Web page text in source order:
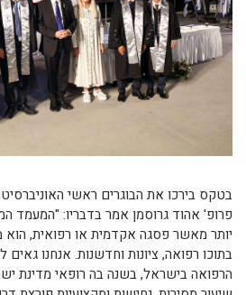
בטקס בירכו את הבוגרים ראשי
פרופ' אהוד גרוסמן אמר בדבריו: "המעמד
יותר מאשר פסגה אקדמית או רפואית,
בתוכו רפואה, ציונות וחדשנות. אנחנו
הרפואה בישראל, בשנה בה רופאי מדינת